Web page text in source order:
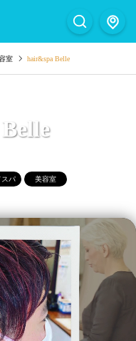
室 hair&spa Belle
スパ 美容室